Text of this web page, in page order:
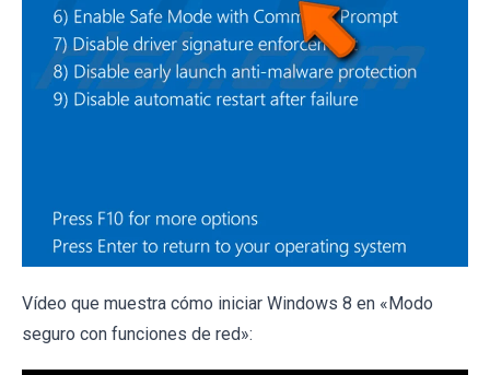
Vídeo que muestra cómo iniciar Windows 8 en «Modo
seguro con funciones de red»: